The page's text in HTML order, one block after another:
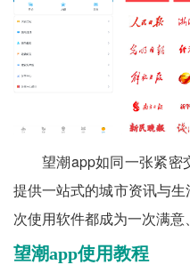
望潮app如同一张紧密
提供一站式的城市资讯与
次使用软件都成为一次满意
望潮app使用教程